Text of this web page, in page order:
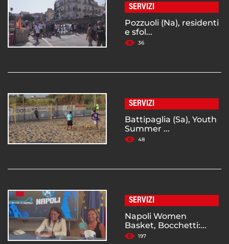
SERVIZI
Pozzuoli (Na), residenti
e sfol...
36
SERVIZI
Battipaglia (Sa), Youth
Summer ...
48
SERVIZI
Napoli Women
Basket, Bocchetti:...
197